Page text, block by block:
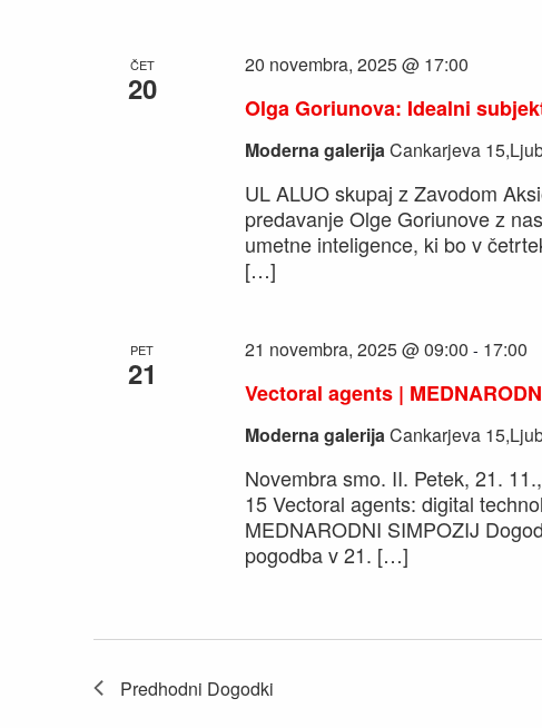
ČET
20
Olga Goriunova: Idealni
20 novembra, 2025 @ 17:00
Moderna galerijaCankarjeva
UL ALUO skupaj z Zavodom
predavanje Olge Goriunove z
umetne inteligence, ki bo v
[…]
PET
21
Vectoral agents |
21 novembra, 2025 @ 09:00 - 17:00
Moderna galerijaCankarjeva
Novembra smo. II. Petek, 21.
15 Vectoral agents: digital
MEDNARODNI SIMPOZIJ
pogodba v 21. […]
Predhodni Dogodki